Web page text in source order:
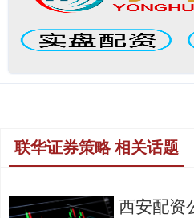
联华证券策略 相关话题
西安配资